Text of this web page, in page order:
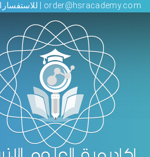
order@hsracademy.com | للاستفسارات